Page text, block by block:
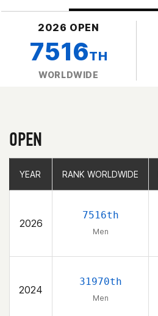
2026 OPEN
7516TH
WORLDWIDE
OPEN
YEAR RANK WORLDWIDE
2026
7516th
Men
2024
31970th
Men
YEAR RANK WORLDWIDE